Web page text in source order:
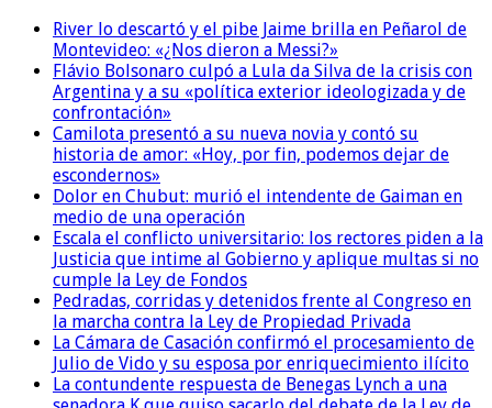
River lo descartó y el pibe Jaime brilla en Peñarol de
Montevideo: «¿Nos dieron a Messi?»
Flávio Bolsonaro culpó a Lula da Silva de la crisis con
Argentina y a su «política exterior ideologizada y de
confrontación»
Camilota presentó a su nueva novia y contó su
historia de amor: «Hoy, por fin, podemos dejar de
escondernos»
Dolor en Chubut: murió el intendente de Gaiman en
medio de una operación
Escala el conflicto universitario: los rectores piden a la
Justicia que intime al Gobierno y aplique multas si no
cumple la Ley de Fondos
Pedradas, corridas y detenidos frente al Congreso en
la marcha contra la Ley de Propiedad Privada
La Cámara de Casación confirmó el procesamiento de
Julio de Vido y su esposa por enriquecimiento ilícito
La contundente respuesta de Benegas Lynch a una